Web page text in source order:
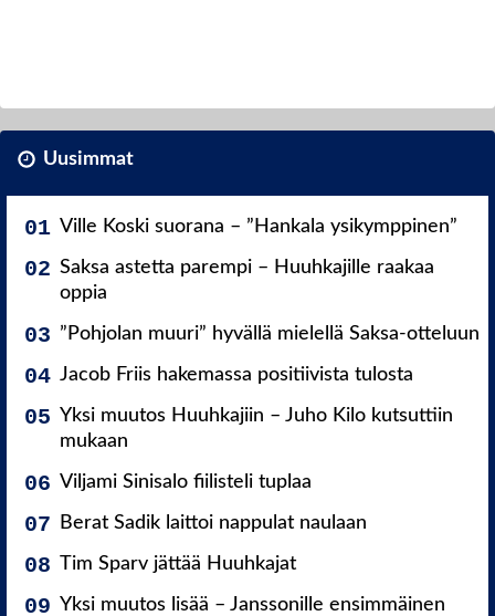
Uusimmat
Ville Koski suorana – ”Hankala ysikymppinen”
Saksa astetta parempi – Huuhkajille raakaa
oppia
”Pohjolan muuri” hyvällä mielellä Saksa-otteluun
Jacob Friis hakemassa positiivista tulosta
Yksi muutos Huuhkajiin – Juho Kilo kutsuttiin
mukaan
Viljami Sinisalo fiilisteli tuplaa
Berat Sadik laittoi nappulat naulaan
Tim Sparv jättää Huuhkajat
Yksi muutos lisää – Janssonille ensimmäinen